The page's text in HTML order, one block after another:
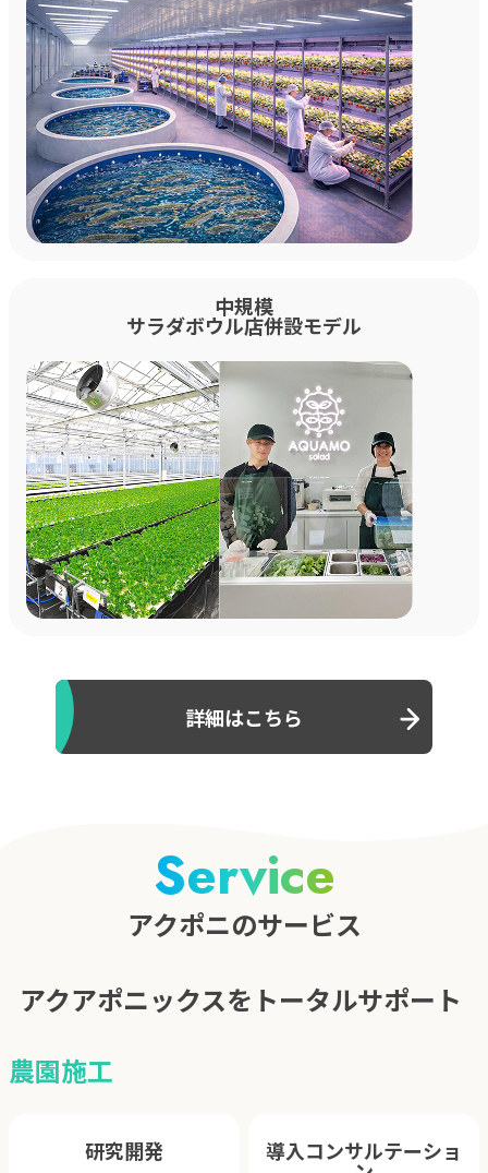
中規模
サラダボウル店併設モデル
詳細はこちら
Service
アクポニのサービス
アクアポニックスをトータルサポート
農園施工
研究開発 導入コンサルテーショ